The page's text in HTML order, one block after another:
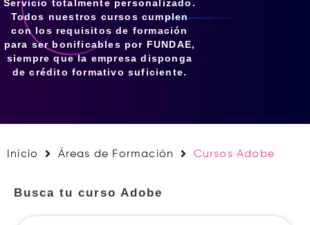
Servicio totalmente personalizado.
Todos nuestros cursos cumplen
con los requisitos de formación
para ser bonificables por FUNDAE,
siempre que la empresa disponga
de crédito formativo suficiente.
Inicio Áreas de Formación Cursos Adobe
Busca tu curso Adobe